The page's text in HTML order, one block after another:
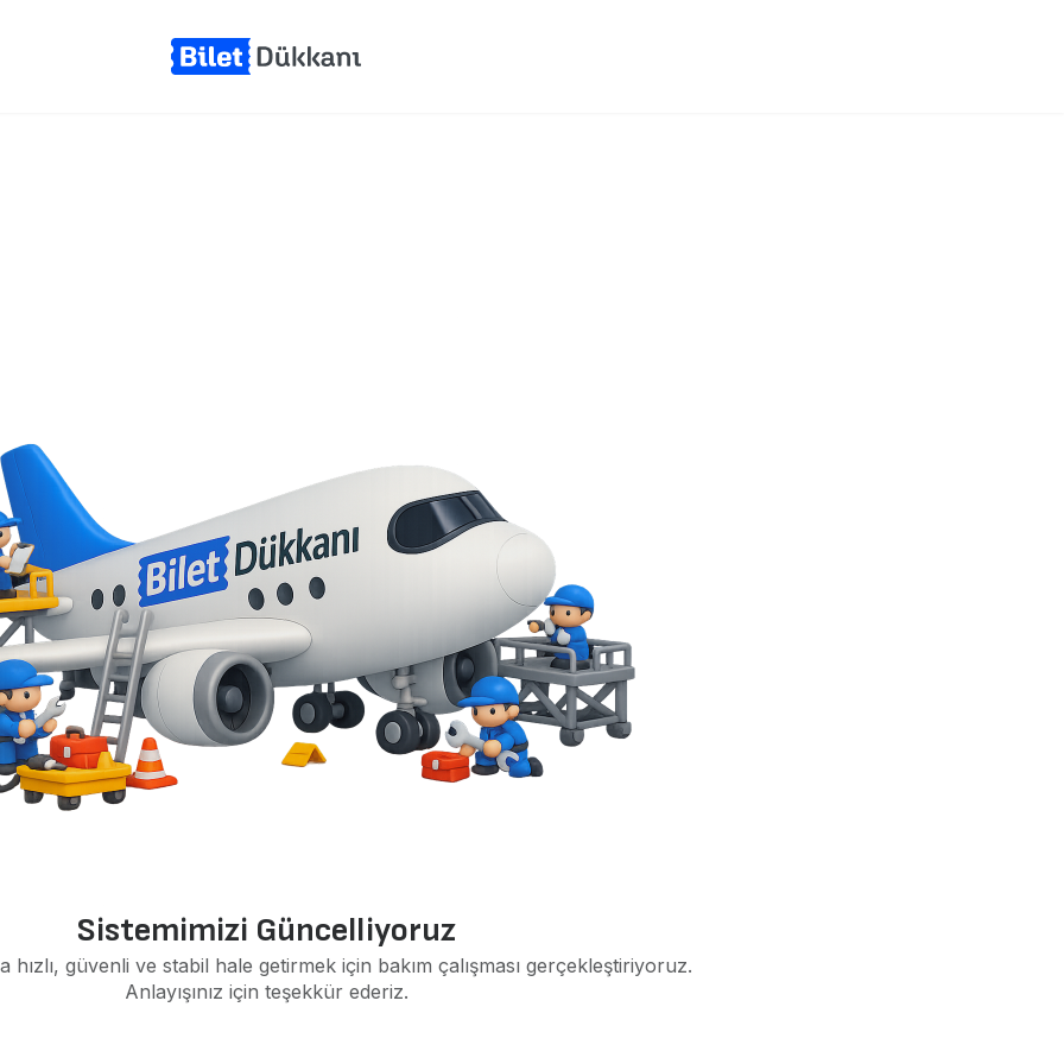
Sistemimizi Güncelliyoruz
hızlı, güvenli ve stabil hale getirmek için bakım çalışması gerçekleştiriyoruz.
Anlayışınız için teşekkür ederiz.